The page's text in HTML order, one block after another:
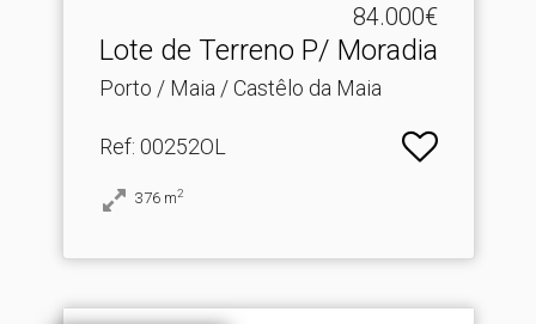
84.000€
Lote de Terreno P/ Moradia
Porto / Maia / Castêlo da Maia
Ref: 00252OL
376 m2